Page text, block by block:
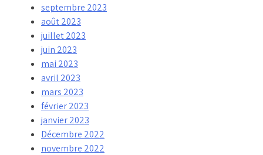
septembre 2023
août 2023
juillet 2023
juin 2023
mai 2023
avril 2023
mars 2023
février 2023
janvier 2023
Décembre 2022
novembre 2022